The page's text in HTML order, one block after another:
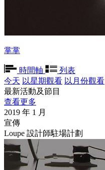
掌掌
時間軸
列表
今天 以星期觀看 以月份觀看
最新活動及節目
查看更多
2019 年 1 月
宣傳
Loupe 設計師駐場計劃